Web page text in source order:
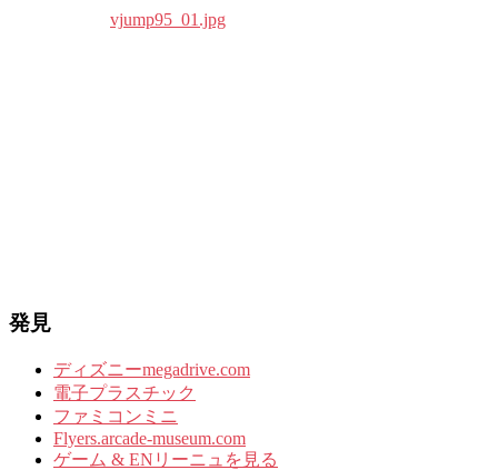
発見
ディズニーmegadrive.com
電子プラスチック
ファミコンミニ
Flyers.arcade-museum.com
ゲーム & ENリーニュを見る